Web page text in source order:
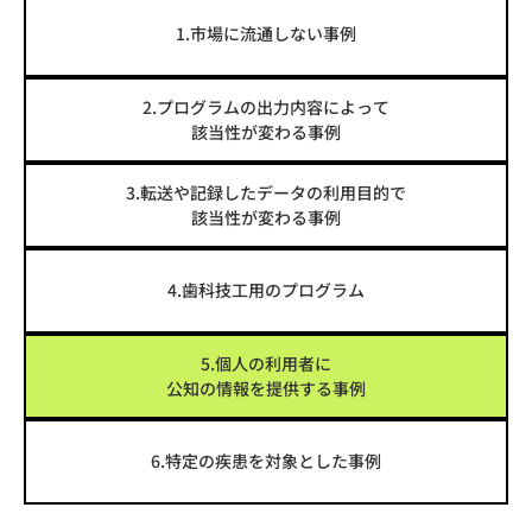
1.市場に流通しない事例
2.プログラムの出力内容によって
該当性が変わる事例
3.転送や記録したデータの利用目的で
該当性が変わる事例
4.歯科技工用のプログラム
5.個人の利用者に
公知の情報を提供する事例
6.特定の疾患を対象とした事例